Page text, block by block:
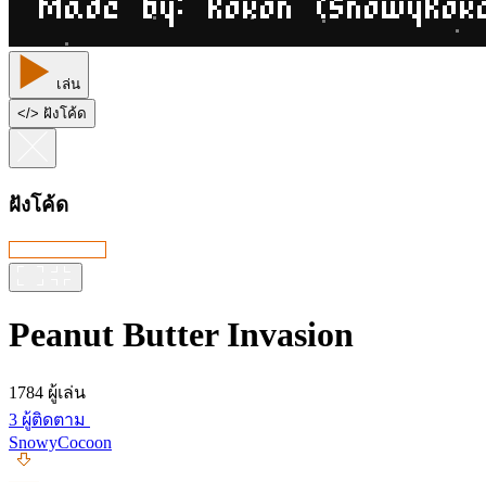
เล่น
</> ฝังโค้ด
ฝังโค้ด
Peanut Butter Invasion
1784 ผู้เล่น
3 ผู้ติดตาม
SnowyCocoon